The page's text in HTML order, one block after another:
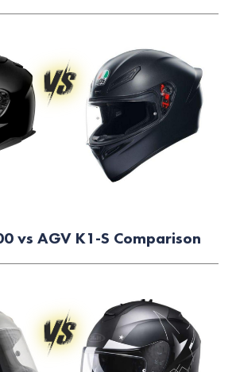
vs AGV K1-S Comparison